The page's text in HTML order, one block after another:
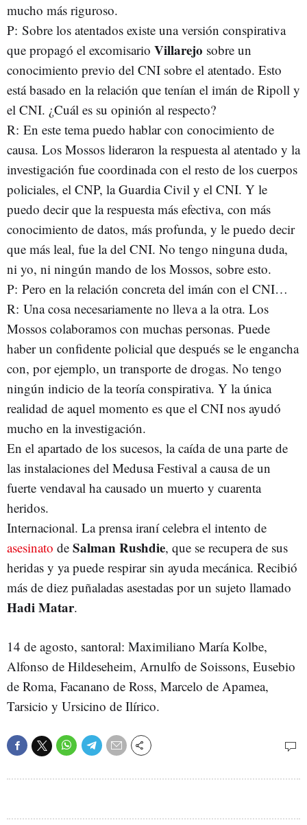
mucho más riguroso.
P: Sobre los atentados existe una versión conspirativa
que propagó el excomisario Villarejo sobre un
conocimiento previo del CNI sobre el atentado. Esto
está basado en la relación que tenían el imán de Ripoll y
el CNI. ¿Cuál es su opinión al respecto?
R: En este tema puedo hablar con conocimiento de
causa. Los Mossos lideraron la respuesta al atentado y la
investigación fue coordinada con el resto de los cuerpos
policiales, el CNP, la Guardia Civil y el CNI. Y le
puedo decir que la respuesta más efectiva, con más
conocimiento de datos, más profunda, y le puedo decir
que más leal,­ fue la del CNI. No tengo ninguna duda,
ni yo, ni ningún mando de los Mossos, sobre esto.
P: Pero en la relación concreta del imán con el CNI…
R: Una cosa necesariamente no lleva a la otra. Los
Mossos colaboramos con muchas personas. Puede
haber un confidente policial que después se le engancha
con, por ejemplo, un transporte de drogas. No tengo
ningún indicio de la teoría conspirativa. Y la única
realidad de aquel momento es que el CNI nos ayudó
mucho en la investigación.
En el apartado de los sucesos, la caída de una parte de
las instalaciones del Medusa Festival a causa de un
fuerte vendaval ha causado un muerto y cuarenta
heridos.
Internacional. La prensa iraní celebra el intento de
asesinato de Salman Rushdie, que se recupera de sus
heridas y ya puede respirar sin ayuda mecánica. Recibió
más de diez puñaladas asestadas por un sujeto llamado
Hadi Matar.
14 de agosto, santoral: Maximiliano María Kolbe,
Alfonso de Hildeseheim, Arnulfo de Soissons, Eusebio
de Roma, Facanano de Ross, Marcelo de Apamea,
Tarsicio y Ursicino de Ilírico.